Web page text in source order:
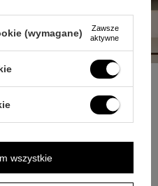
prześlij nam
Dane są przetwarzane zgodnie z
(wymagane)
Zawsze
aktywne
wszystkie